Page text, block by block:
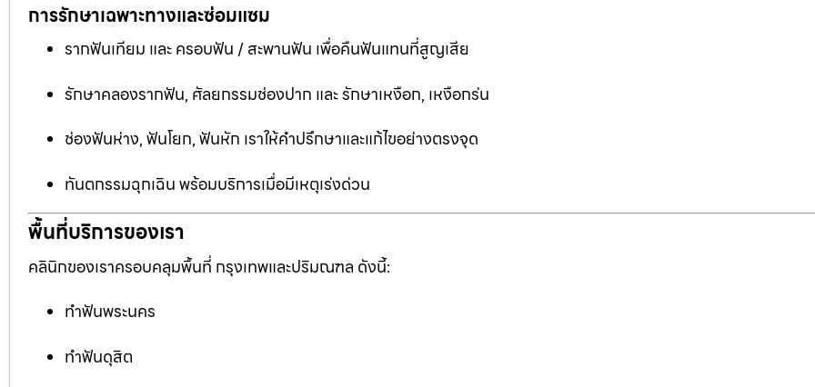
การรักษาเฉพาะทางและซ่อมแซม
รากฟันเทียม และ ครอบฟัน / สะพานฟัน เพื่อคืนฟันแทนที่สูญเสีย
รักษาคลองรากฟัน, ศัลยกรรมช่องปาก และ รักษาเหงือก, เหงือกร่น
ช่องฟันห่าง, ฟันโยก, ฟันหัก เราให้คำปรึกษาและแก้ไขอย่างตรงจุด
ทันตกรรมฉุกเฉิน พร้อมบริการเมื่อมีเหตุเร่งด่วน
พื้นที่บริการของเรา
คลินิกของเราครอบคลุมพื้นที่ กรุงเทพและปริมณฑล ดังนี้:
ทำฟันพระนคร
ทำฟันดุสิต